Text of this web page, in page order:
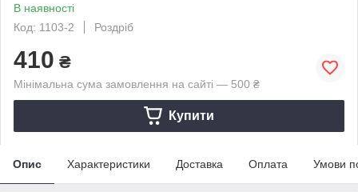
В наявності
Код: 1103-2
Роздріб
410 ₴
Мінімальна сума замовлення на сайті — 500 ₴
Купити
Опис Характеристики Доставка Оплата Умови